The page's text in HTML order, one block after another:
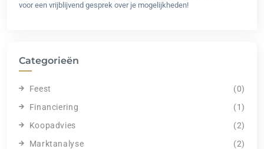
voor een vrijblijvend gesprek over je mogelijkheden!
Categorieën
Feest
(0)
Financiering
(1)
Koopadvies
(2)
Marktanalyse
(2)